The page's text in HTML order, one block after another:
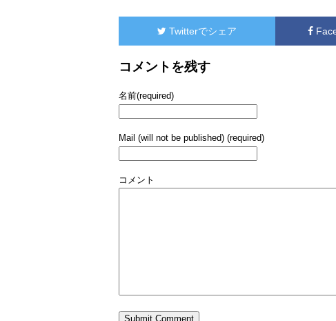
Twitterでシェア
コメントを残す
名前(required)
Mail (will not be published) (required)
コメント